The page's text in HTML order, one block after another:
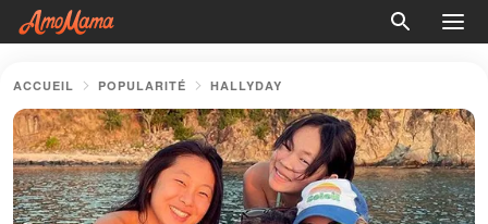
ACCUEIL POPULARITÉ HALLYDAY